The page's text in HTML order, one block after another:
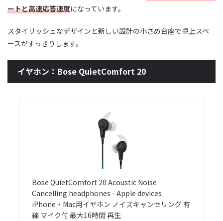
ートと高速応答速度になっています。
スタイリッシュなデザインと新しい設計の小さめ台座で卓上スペ
ースがすっきりします。
イヤホン：Bose QuietComfort 20
Bose QuietComfort 20 Acoustic Noise
Cancelling headphones - Apple devices
iPhone・Mac用イヤホン ノイズキャンセリング 有
線 マイク付 最大16時間 再生